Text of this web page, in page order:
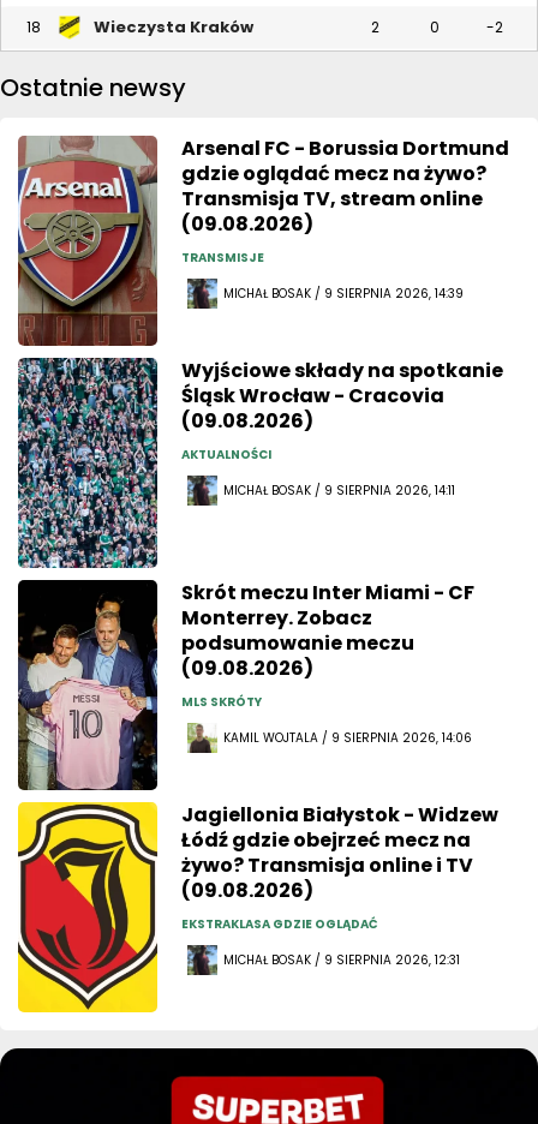
18 Wieczysta Kraków 2 0 -2
Ostatnie newsy
Arsenal FC - Borussia Dortmund
gdzie oglądać mecz na żywo?
Transmisja TV, stream online
(09.08.2026)
TRANSMISJE
MICHAŁ BOSAK / 9 SIERPNIA 2026, 14:39
Wyjściowe składy na spotkanie
Śląsk Wrocław - Cracovia
(09.08.2026)
AKTUALNOŚCI
MICHAŁ BOSAK / 9 SIERPNIA 2026, 14:11
Skrót meczu Inter Miami - CF
Monterrey. Zobacz
podsumowanie meczu
(09.08.2026)
MLS SKRÓTY
KAMIL WOJTALA / 9 SIERPNIA 2026, 14:06
Jagiellonia Białystok - Widzew
Łódź gdzie obejrzeć mecz na
żywo? Transmisja online i TV
(09.08.2026)
EKSTRAKLASA GDZIE OGLĄDAĆ
MICHAŁ BOSAK / 9 SIERPNIA 2026, 12:31